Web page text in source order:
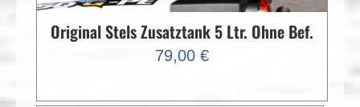
Original Stels Zusatztank 5 Ltr. Ohne Bef.
79,00 €